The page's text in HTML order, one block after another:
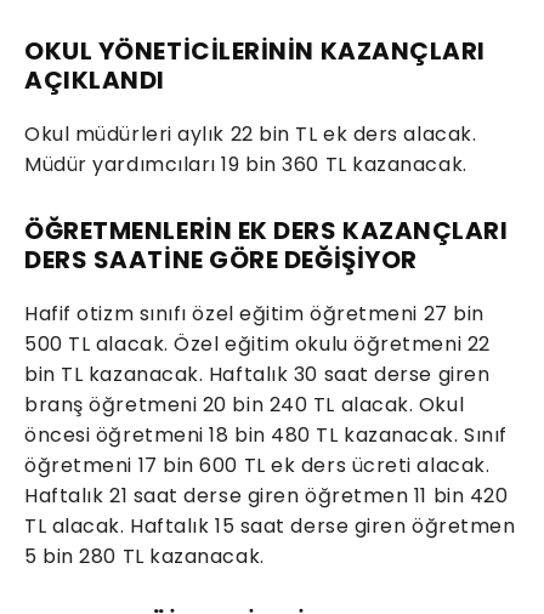
OKUL YÖNETİCİLERİNİN KAZANÇLARI
AÇIKLANDI
Okul müdürleri aylık 22 bin TL ek ders alacak.
Müdür yardımcıları 19 bin 360 TL kazanacak.
ÖĞRETMENLERİN EK DERS KAZANÇLARI
DERS SAATİNE GÖRE DEĞİŞİYOR
Hafif otizm sınıfı özel eğitim öğretmeni 27 bin
500 TL alacak. Özel eğitim okulu öğretmeni 22
bin TL kazanacak. Haftalık 30 saat derse giren
branş öğretmeni 20 bin 240 TL alacak. Okul
öncesi öğretmeni 18 bin 480 TL kazanacak. Sınıf
öğretmeni 17 bin 600 TL ek ders ücreti alacak.
Haftalık 21 saat derse giren öğretmen 11 bin 420
TL alacak. Haftalık 15 saat derse giren öğretmen
5 bin 280 TL kazanacak.